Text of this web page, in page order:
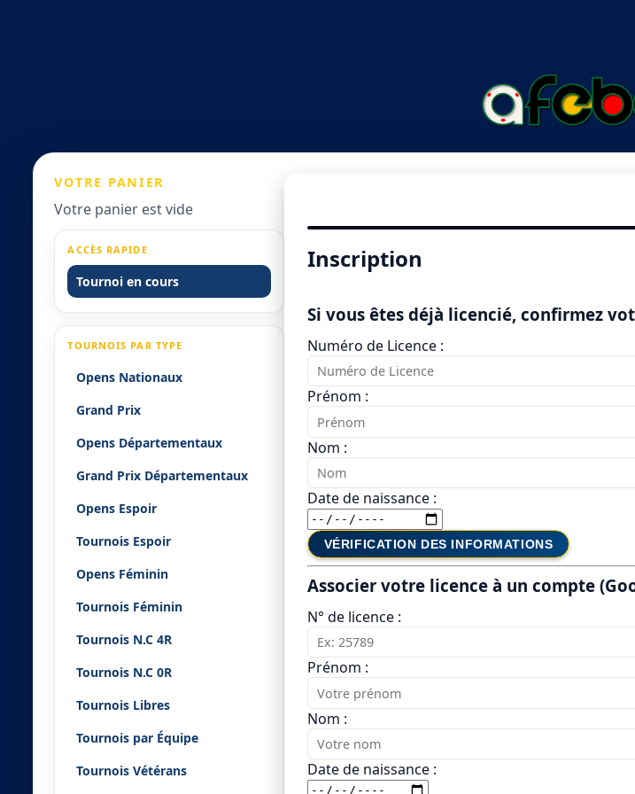
VOTRE PANIER
Votre panier est vide
ACCÈS RAPIDE
Tournoi en cours
TOURNOIS PAR TYPE
Opens Nationaux
Grand Prix
Opens Départementaux
Grand Prix Départementaux
Opens Espoir
Tournois Espoir
Opens Féminin
Tournois Féminin
Tournois N.C 4R
Tournois N.C 0R
Tournois Libres
Tournois par Équipe
Tournois Vétérans
Inscription
Si vous êtes déjà licencié, confirmez
Numéro de Licence :
Prénom :
Nom :
Date de naissance :
VÉRIFICATION DES INFORMATIONS
Associer votre licence à un compte
N° de licence :
Prénom :
Nom :
Date de naissance :